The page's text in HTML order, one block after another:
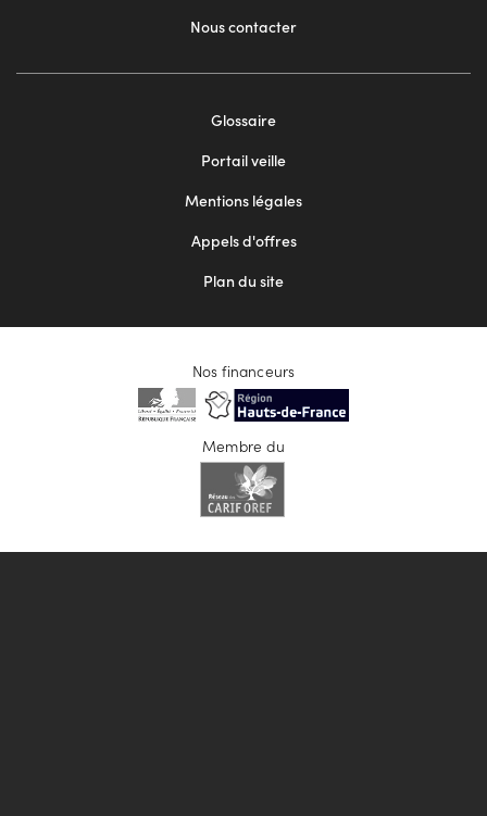
Nous contacter
Glossaire
Portail veille
Mentions légales
Appels d'offres
Plan du site
Nos financeurs
Membre du